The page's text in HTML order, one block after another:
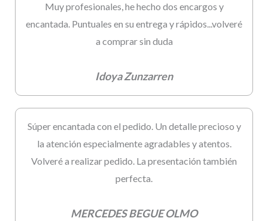
Muy profesionales, he hecho dos encargos y
encantada. Puntuales en su entrega y rápidos...volveré
a comprar sin duda
Idoya Zunzarren
Súper encantada con el pedido. Un detalle precioso y
la atención especialmente agradables y atentos.
Volveré a realizar pedido. La presentación también
perfecta.
MERCEDES BEGUE OLMO